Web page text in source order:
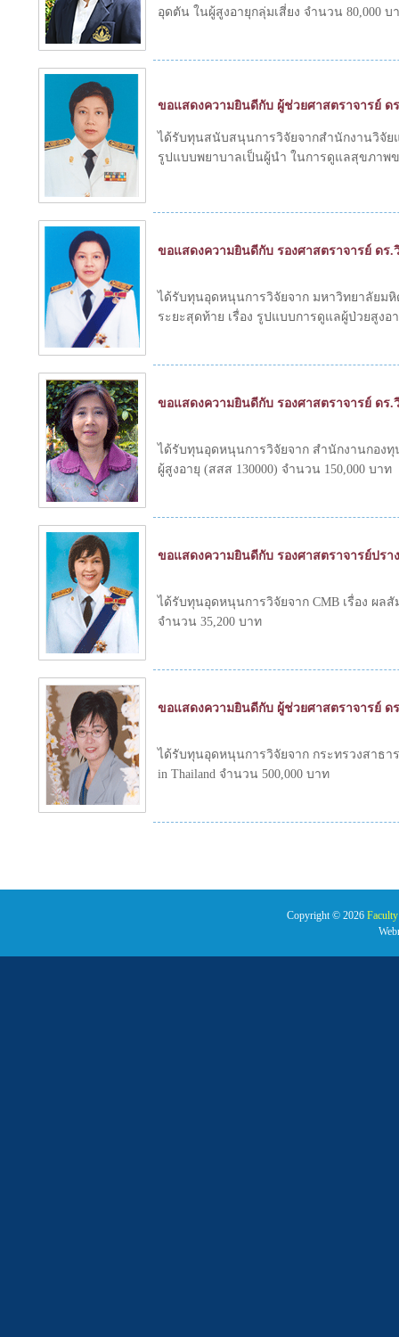
อุดตัน ในผู้สูงอายุกลุ่มเสี่ยง จำนวน 80,000 บ
ขอแสดงความยินดีกับ ผู้ช่วยศาสตราจารย์
ได้รับทุนสนับสนุนการวิจัยจากสำนักงานวิจั
รูปแบบพยาบาลเป็นผู้นำ ในการดูแลสุขภาพ
ขอแสดงความยินดีกับ รองศาสตราจารย์ ดร.
ได้รับทุนอุดหนุนการวิจัยจาก มหาวิทยาลัยม
ระยะสุดท้าย เรื่อง รูปแบบการดูแลผู้ป่วยสูง
ขอแสดงความยินดีกับ รองศาสตราจารย์ ดร
ได้รับทุนอุดหนุนการวิจัยจาก สำนักงานกอง
ผู้สูงอายุ (สสส 130000) จำนวน 150,000 บาท
ขอแสดงความยินดีกับ รองศาสตราจารย์ปรา
ได้รับทุนอุดหนุนการวิจัยจาก CMB เรื่อง ผล
จำนวน 35,200 บาท
ขอแสดงความยินดีกับ ผู้ช่วยศาสตราจารย์
ได้รับทุนอุดหนุนการวิจัยจาก กระทรวงสาธาร
in Thailand จำนวน 500,000 บาท
Copyright © 2026